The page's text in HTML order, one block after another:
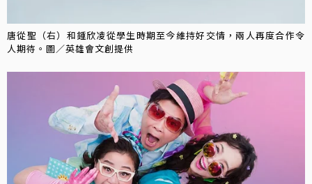
唐從聖（右）和鍾欣凌從學生時期至今維持好交情，兩人再度合作令
人期待。圖／英雄會文創提供